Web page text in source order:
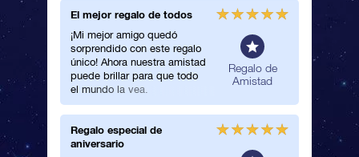
El mejor regalo de todos
¡Mi mejor amigo quedó
sorprendido con este regalo
único! Ahora nuestra amistad
puede brillar para que todo
el mundo la vea.
Regalo de
Amistad
Regalo especial de
aniversario
amiga
tenía
Un
¡Un